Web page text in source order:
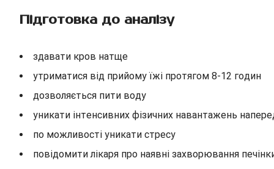
Підготовка до аналізу
здавати кров натще
утриматися від прийому їжі протягом 8-12 годин
дозволяється пити воду
уникати інтенсивних фізичних навантажень
по можливості уникати стресу
повідомити лікаря про наявні захворювання